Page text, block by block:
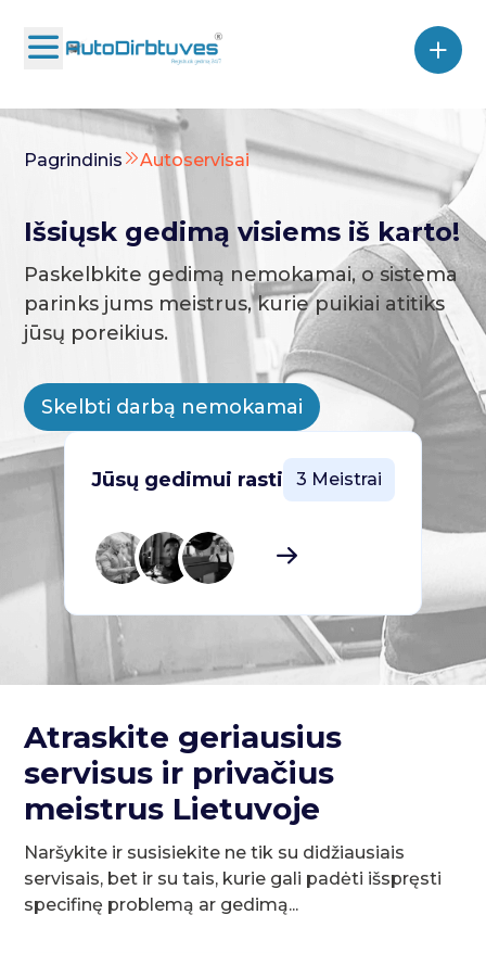
Pagrindinis Autoservisai
Išsiųsk gedimą visiems iš karto!
Paskelbkite gedimą nemokamai, o sistema
parinks jums meistrus, kurie puikiai atitiks
jūsų poreikius.
Skelbti darbą nemokamai
Jūsų gedimui rasti 3 Meistrai
Atraskite geriausius
servisus ir privačius
meistrus Lietuvoje
Naršykite ir susisiekite ne tik su didžiausiais
servisais, bet ir su tais, kurie gali padėti išspręsti
specifinę problemą ar gedimą...